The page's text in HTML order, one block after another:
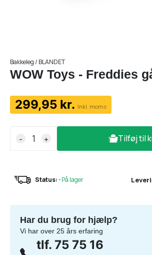
Bakkeleg / BLANDET
WOW Toys - Freddies
299,95 kr. Inkl. moms
- + Tilføj til
Status: •På lager
Har du brug for hjælp?
Vi har over 25 års erfaring
tlf. 75 75 16